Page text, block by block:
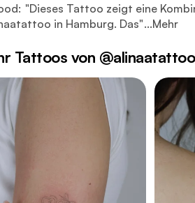
Tattoo zeigt eine Kombination
"Dieses Tattoo zeigt eine
in Hamburg. Das"...Mehr
Tattoos von @alinaatattoo